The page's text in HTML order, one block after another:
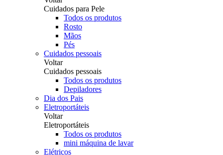
Cuidados para Pele
Todos os produtos
Rosto
Mãos
Pés
Cuidados pessoais
Voltar
Cuidados pessoais
Todos os produtos
Depiladores
Dia dos Pais
Eletroportáteis
Voltar
Eletroportáteis
Todos os produtos
mini máquina de lavar
Elétricos